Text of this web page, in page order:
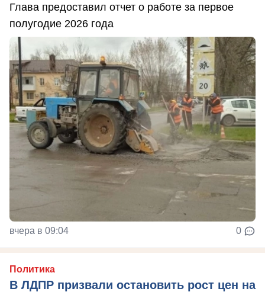
Глава предоставил отчет о работе за первое
полугодие 2026 года
вчера в 09:04 0
Политика
В ЛДПР призвали остановить рост цен на